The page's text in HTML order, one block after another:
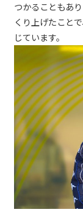
つかることもあ
くり上げたこと
じています。